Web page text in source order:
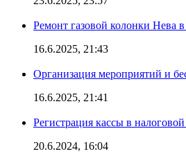
Ремонт газовой колонки Нева
16.6.2025, 21:43
Организация мероприятий и
16.6.2025, 21:41
Регистрация кассы в
20.6.2024, 16:04